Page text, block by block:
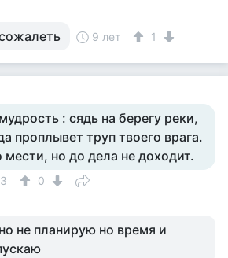
9 лет 1
: сядь на берегу реки,
проплывет труп твоего врага.
но до дела не доходит.
3 0
не планирую но время и